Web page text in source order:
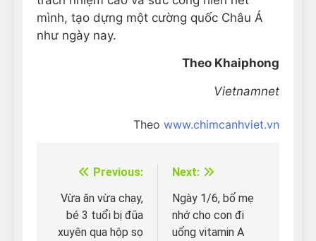
mình, tạo dựng một cường quốc Châu Á
như ngày nay.
Theo Khaiphong
Vietnamnet
Theo www.chimcanhviet.vn
Điều
hướng
bài
Previous:
Vừa ăn vừa chạy,
bé 3 tuổi bị đũa
xuyên qua hộp sọ
Next:
Ngày 1/6, bố mẹ
nhớ cho con đi
uống vitamin A